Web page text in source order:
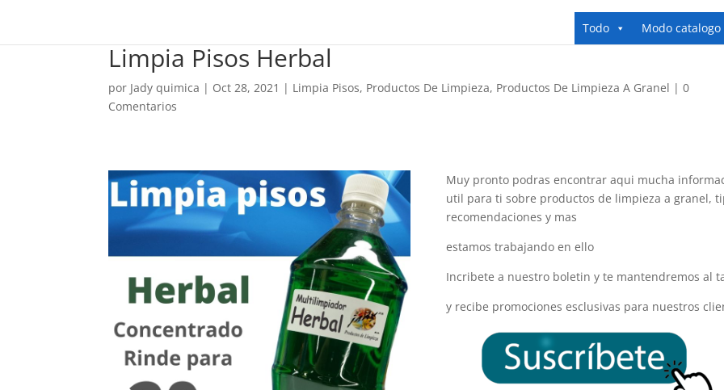
Todo Modo catalogo
Limpia Pisos Herbal
por Jady quimica | Oct 28, 2021 | Limpia Pisos, Productos De Limpieza, Productos De Limpieza A Granel |0
Comentarios
Muy pronto podras encontrar aqui mucha
util para ti sobre productos de limpieza a granel,
recomendaciones y mas
estamos trabajando en ello
Incribete a nuestro boletin y te mantendremos al
y recibe promociones esclusivas para nuestros